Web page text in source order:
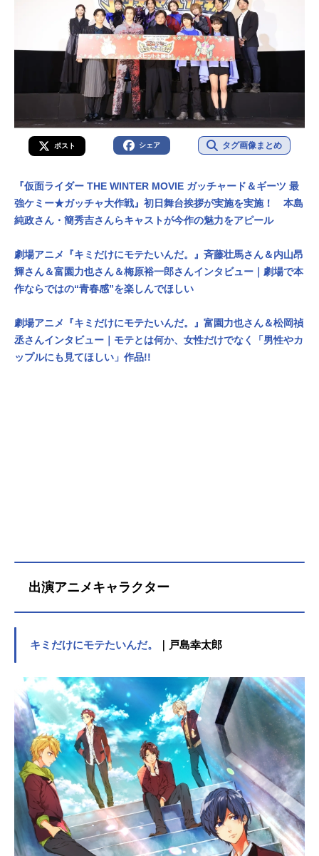
ポスト シェア タグ画像まとめ
『仮面ライダー THE WINTER MOVIE ガッチャード＆ギーツ 最
強ケミー★ガッチャ大作戦』初日舞台挨拶が実施を実施！ 本島
純政さん・簡秀吉さんらキャストが今作の魅力をアピール
劇場アニメ『キミだけにモテたいんだ。』斉藤壮馬さん＆内山昂
輝さん＆富園力也さん＆梅原裕一郎さんインタビュー｜劇場で本
作ならではの“青春感”を楽しんでほしい
劇場アニメ『キミだけにモテたいんだ。』富園力也さん＆松岡禎
丞さんインタビュー｜モテとは何か、女性だけでなく「男性やカ
ップルにも見てほしい」作品!!
出演アニメキャラクター
キミだけにモテたいんだ。 ｜戸島幸太郎